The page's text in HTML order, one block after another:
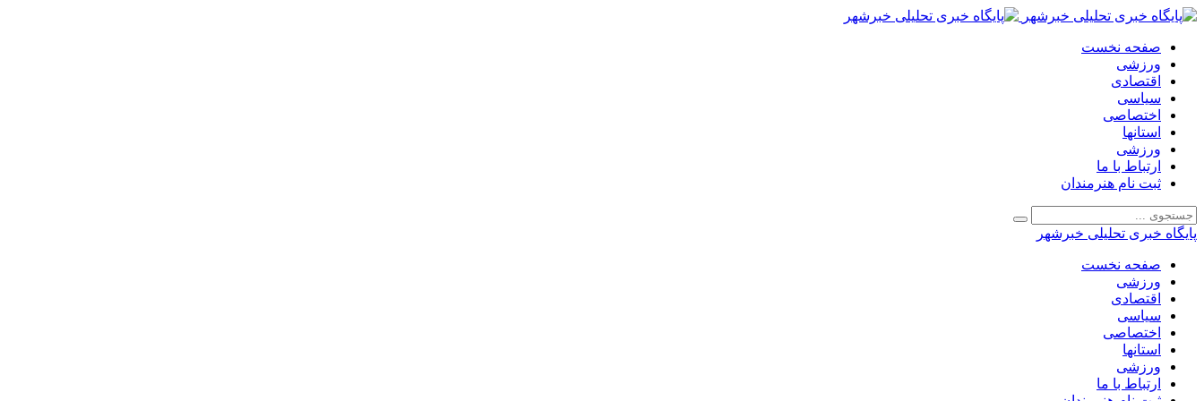
صفحه نخست
ورزشی
اقتصادی
سیاسی
اختصاصی
استانها
ورزشی
ارتباط با ما
ثبت نام هنرمندان
پایگاه خبری تحلیلی خبرشهر
صفحه نخست
ورزشی
اقتصادی
سیاسی
اختصاصی
استانها
ورزشی
ارتباط با ما